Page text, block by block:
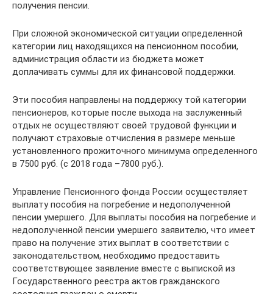
получения пенсии.
При сложной экономической ситуации определенной
категории лиц находящихся на пенсионном пособии,
администрация области из бюджета может
доплачивать суммы для их финансовой поддержки.
Эти пособия направлены на поддержку той категории
пенсионеров, которые после выхода на заслуженный
отдых не осуществляют своей трудовой функции и
получают страховые отчисления в размере меньше
установленного прожиточного минимума определенного
в 7500 руб. (c 2018 года –7800 руб.).
Управление Пенсионного фонда России осуществляет
выплату пособия на погребение и недополученной
пенсии умершего. Для выплаты пособия на погребение и
недополученной пенсии умершего заявителю, что имеет
право на получение этих выплат в соответствии с
законодательством, необходимо предоставить
соответствующее заявление вместе с выпиской из
Государственного реестра актов гражданского